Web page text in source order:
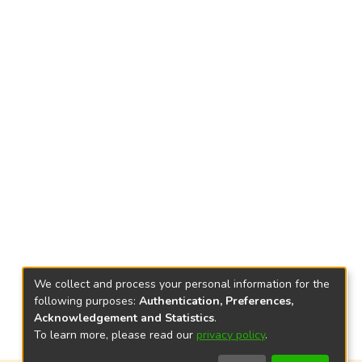
We collect and process your personal information for the
following purposes: Authentication, Preferences,
Acknowledgement and Statistics.
To learn more, please read our privacy policy.